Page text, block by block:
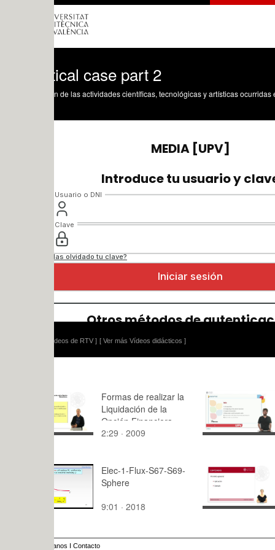
case part 2
de las actividades científicas, tecnológicas y artísticas ocurridas en los tres
[ Ver más Vídeos didácticos ]
Formas de realizar la
Liquidación de la
Opción Financiera
2:29 · 2009
design
18:,0 ·
Elec-1-Flux-S67-S69-
9:01 · 2018
9:39 · 2015